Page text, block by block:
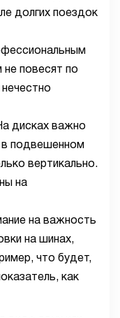
долгих поездок
повесят по
дисках важно
в подвешенном
вертикально.
на
на важность
на шинах,
что будет,
как